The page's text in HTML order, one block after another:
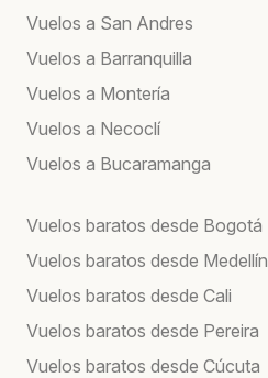
Vuelos a San Andres
Vuelos a Barranquilla
Vuelos a Montería
Vuelos a Necoclí
Vuelos a Bucaramanga
Vuelos baratos desde Bogotá
Vuelos baratos desde Medellín
Vuelos baratos desde Cali
Vuelos baratos desde Pereira
Vuelos baratos desde Cúcuta